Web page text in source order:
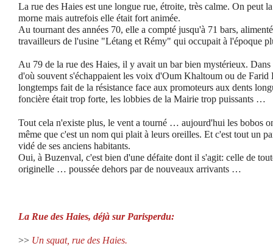
La rue des Haies est une longue rue, étroite, très calme. On peut
morne mais autrefois elle était fort animée.
Au tournant des années 70, elle a compté jusqu'à 71 bars,
travailleurs de l'usine "Létang et Rémy" qui occupait à l'époque
Au 79 de la rue des Haies, il y avait un bar bien mystérieux.
d'où souvent s'échappaient les voix d'Oum Khaltoum ou de Farid
longtemps fait de la résistance face aux promoteurs aux dents
foncière était trop forte, les lobbies de la Mairie trop puissants …
Tout cela n'existe plus, le vent a tourné … aujourd'hui les bobos
même que c'est un nom qui plait à leurs oreilles. Et c'est tout un
vidé de ses anciens habitants.
Oui, à Buzenval, c'est bien d'une défaite dont il s'agit: celle de
originelle … poussée dehors par de nouveaux arrivants …
La Rue des Haies, déjà sur Parisperdu:
>> Un squat, rue des Haies.